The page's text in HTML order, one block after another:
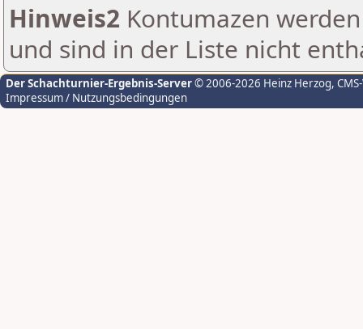
Hinweis2 Kontumazen
und sind in der Liste nicht
Der Schachturnier-Ergebnis-Server© 2006-2026 Heinz Herzog,
Impressum / Nutzungsbedingungen